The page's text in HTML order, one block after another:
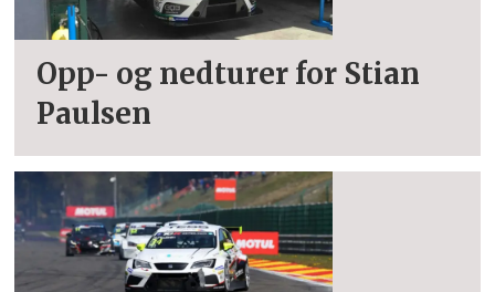
Opp- og nedturer for Stian
Paulsen